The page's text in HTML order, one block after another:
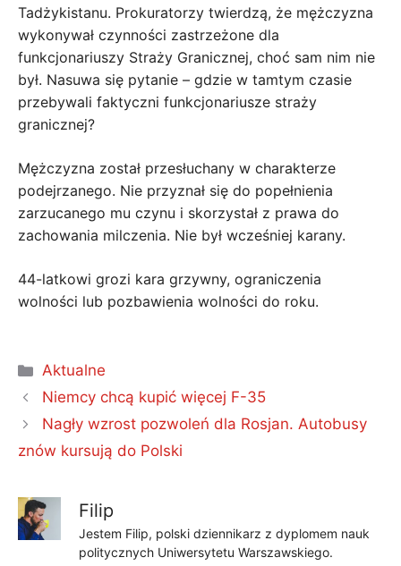
Tadżykistanu. Prokuratorzy twierdzą, że mężczyzna
wykonywał czynności zastrzeżone dla
funkcjonariuszy Straży Granicznej, choć sam nim nie
był. Nasuwa się pytanie – gdzie w tamtym czasie
przebywali faktyczni funkcjonariusze straży
granicznej?
Mężczyzna został przesłuchany w charakterze
podejrzanego. Nie przyznał się do popełnienia
zarzucanego mu czynu i skorzystał z prawa do
zachowania milczenia. Nie był wcześniej karany.
44-latkowi grozi kara grzywny, ograniczenia
wolności lub pozbawienia wolności do roku.
Kategorie
Aktualne
Niemcy chcą kupić więcej F-35
Nagły wzrost pozwoleń dla Rosjan. Autobusy
znów kursują do Polski
Filip
Jestem Filip, polski dziennikarz z dyplomem nauk
politycznych Uniwersytetu Warszawskiego.